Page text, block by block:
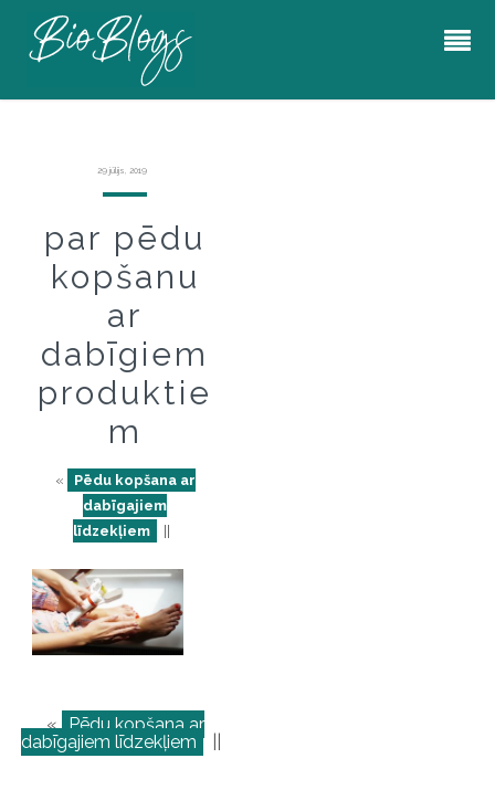
29 jūlijs, 2019
par pēdu
kopšanu
ar
dabīgiem
produktie
m
«
Pēdu kopšana ar
dabīgajiem
līdzekļiem
« Pēdu kopšana ar
dabīgajiem līdzekļiem ||